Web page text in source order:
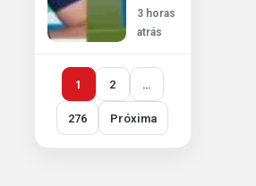
3 horas
atrás
1 2 …
276 Próxima